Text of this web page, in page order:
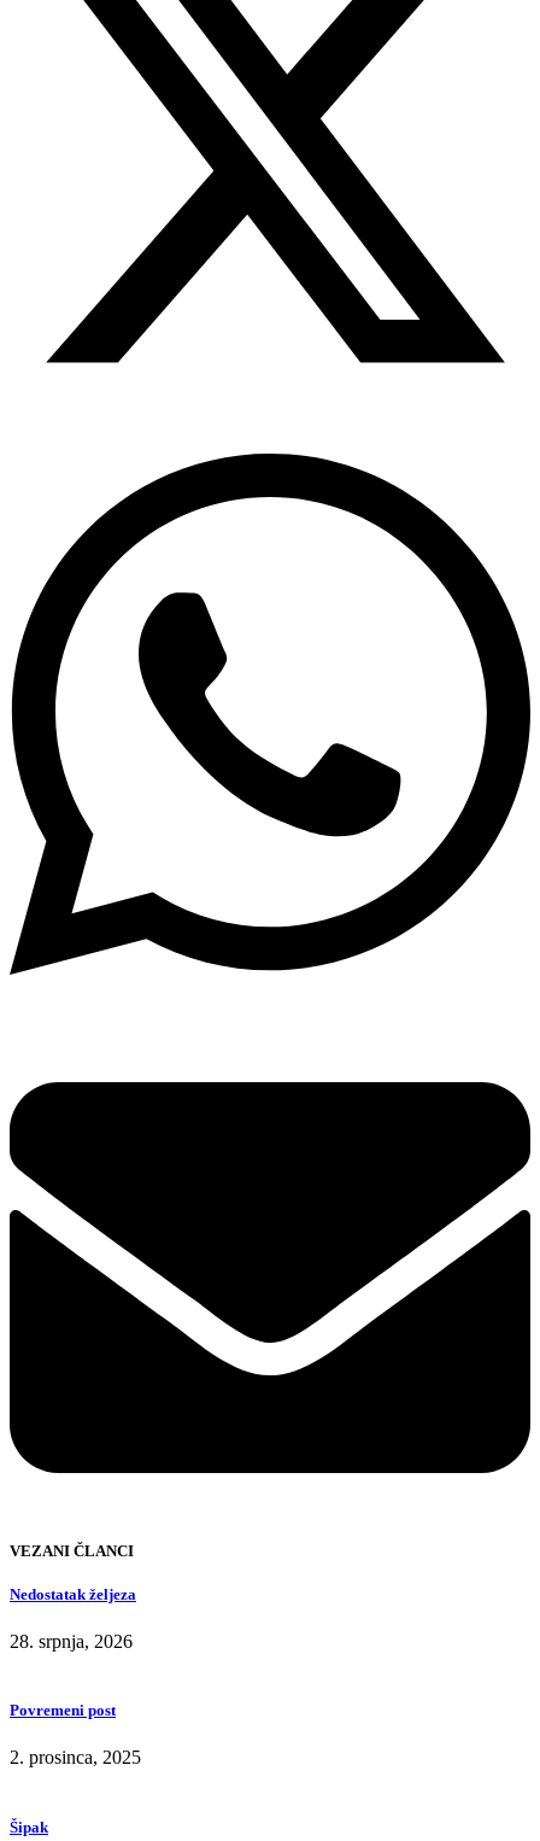
VEZANI ČLANCI
Nedostatak željeza
28. srpnja, 2026
Povremeni post
2. prosinca, 2025
Šipak